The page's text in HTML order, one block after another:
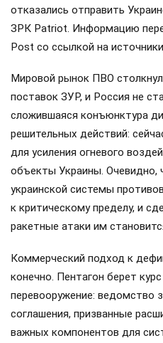
отказались отправить
ЗРК Patriot. Информацию
Post со ссылкой на
Мировой рынок ПВО
поставок ЗУР, и Россия не
сложившаяся конъюнктура
решительных действий:
для усиления огневого
объекты Украины. Очевидно,
украинской системы
к критическому пределу, и
ракетные атаки им
Коммерческий подход к
конечно. Пентагон берет
перевооружение: ведомство
соглашения, призванные
важных компонентов для